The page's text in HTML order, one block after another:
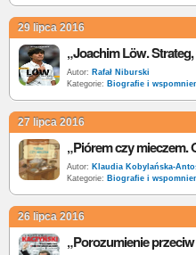
29 lipca 2016
Autor: Rafał Niburski
Kategorie: Biografie i
27 lipca 2016
Autor: Klaudia Kobylańska-
Kategorie: Biografie i
26 lipca 2016